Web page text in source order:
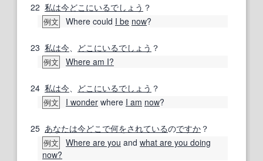
22 私は今どこにいるでしょう ？
例文 Where could I be now?
23 私は今 どこにいるでしょう ？
例文 Where am I?
24 私は今 どこにいるでしょう ？
例文 I wonder where I am now?
25 あなたは今どこで何をされているのですか ？
例文 Where are you and what are you doing
now?